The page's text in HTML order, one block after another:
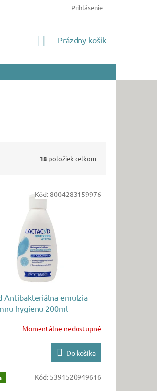
Prihlásenie
NÁKUPNÝ
Prázdny košík
18 položiek celkom
Antibakteriálna emulzia
hygienu 200ml
Momentálne nedostupné
Do košíka
Kód:8004283159976
Kód: 5391520949616